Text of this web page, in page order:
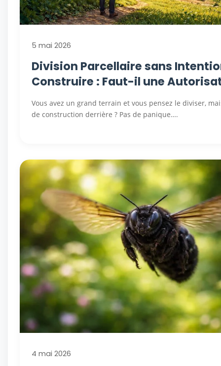
5 mai 2026
Division Parcellaire sans
Construire : Faut-il une
Vous avez un grand terrain et vous pensez le diviser,
de construction derrière ? Pas de panique….
4 mai 2026